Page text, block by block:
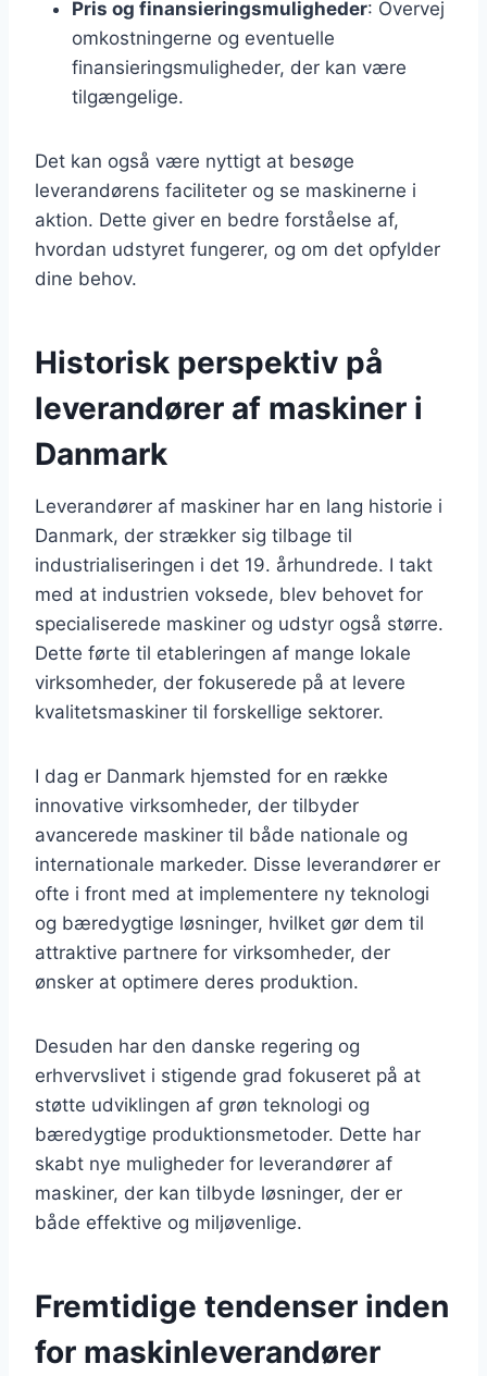
Pris og finansieringsmuligheder: Overvej
omkostningerne og eventuelle
finansieringsmuligheder, der kan være
tilgængelige.
Det kan også være nyttigt at besøge
leverandørens faciliteter og se maskinerne i
aktion. Dette giver en bedre forståelse af,
hvordan udstyret fungerer, og om det opfylder
dine behov.
Historisk perspektiv på
leverandører af maskiner i
Danmark
Leverandører af maskiner har en lang historie i
Danmark, der strækker sig tilbage til
industrialiseringen i det 19. århundrede. I takt
med at industrien voksede, blev behovet for
specialiserede maskiner og udstyr også større.
Dette førte til etableringen af mange lokale
virksomheder, der fokuserede på at levere
kvalitetsmaskiner til forskellige sektorer.
I dag er Danmark hjemsted for en række
innovative virksomheder, der tilbyder
avancerede maskiner til både nationale og
internationale markeder. Disse leverandører er
ofte i front med at implementere ny teknologi
og bæredygtige løsninger, hvilket gør dem til
attraktive partnere for virksomheder, der
ønsker at optimere deres produktion.
Desuden har den danske regering og
erhvervslivet i stigende grad fokuseret på at
støtte udviklingen af grøn teknologi og
bæredygtige produktionsmetoder. Dette har
skabt nye muligheder for leverandører af
maskiner, der kan tilbyde løsninger, der er
både effektive og miljøvenlige.
Fremtidige tendenser inden
for maskinleverandører